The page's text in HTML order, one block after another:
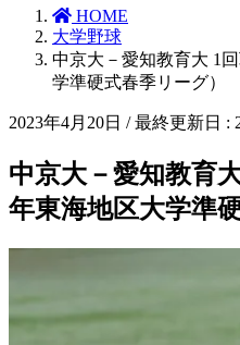
HOME
大学野球
中京大－愛知教育大 1
学準硬式春季リーグ）
2023年4月20日 / 最終更新日 :
中京大－愛知教育
年東海地区大学準